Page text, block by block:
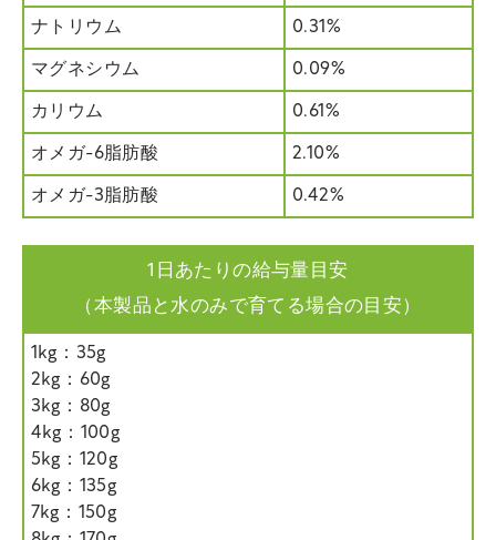
ナトリウム 0.31%
マグネシウム 0.09%
カリウム 0.61%
オメガ-6脂肪酸 2.10%
オメガ-3脂肪酸 0.42%
1日あたりの給与量目安
（本製品と水のみで育てる場合の目安）
1kg：35g
2kg：60g
3kg：80g
4kg：100g
5kg：120g
6kg：135g
7kg：150g